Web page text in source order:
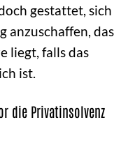
gestattet, sich
anzuschaffen, das
liegt, falls das
ist.
die Privatinsolvenz